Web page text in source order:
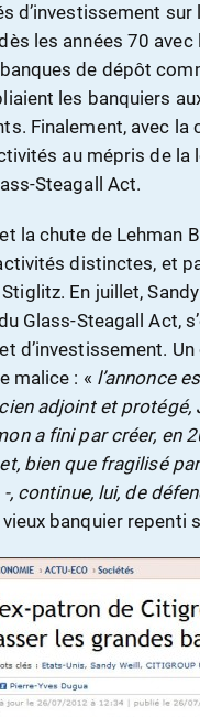
d’investissement
les années 70
de dépôt
les banquiers
Finalement, avec
au mépris de la
Steagall Act.
la chute de Lehman
distinctes, et
En juillet,
Glass-Steagall Act,
d’investissement.
malice : « l’annonce
adjoint et
a fini par créer, en
bien que fragilisé
continue, lui, de
vieux banquier repenti